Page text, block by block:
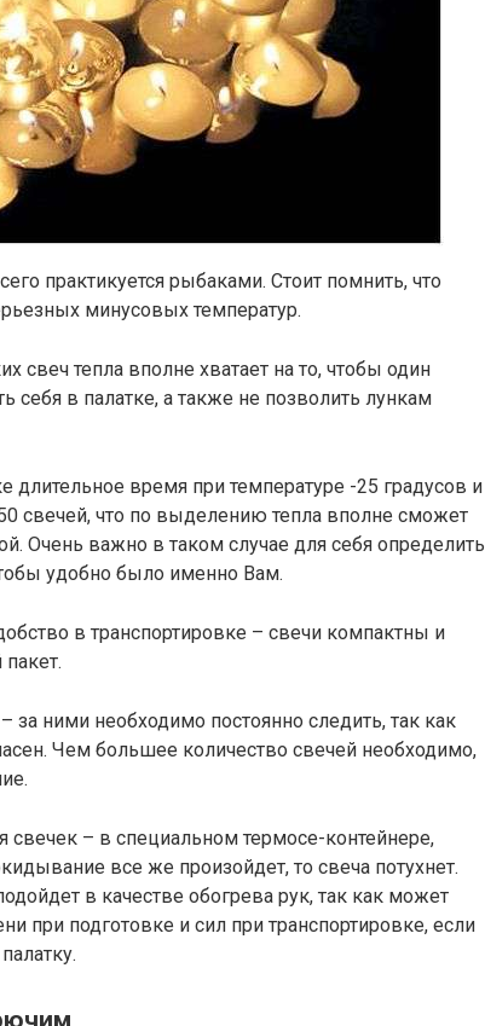
практикуется рыбаками. Стоит помнить, что
минусовых температур.
свеч тепла вполне хватает на то, чтобы один
себя в палатке, а также не позволить лункам
длительное время при температуре -25 градусов и
свечей, что по выделению тепла вполне сможет
Очень важно в таком случае для себя определить
удобно было именно Вам.
в транспортировке – свечи компактны и
за ними необходимо постоянно следить, так как
Чем большее количество свечей необходимо,
свечек – в специальном термосе-контейнере,
все же произойдет, то свеча потухнет.
в качестве обогрева рук, так как может
при подготовке и сил при транспортировке, если